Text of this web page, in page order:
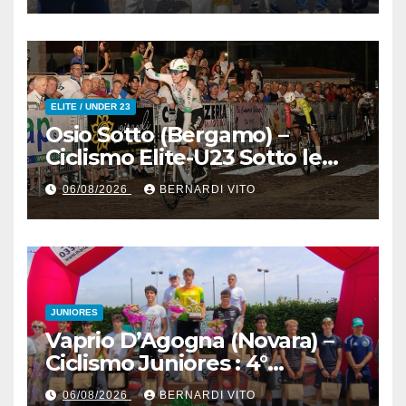
Colombano
ELITE / UNDER 23
Osio Sotto (Bergamo) –
Ciclismo Elite-U23 Sotto le
Stelle : Kevin Bertoncelli (SC
Padovani-Polo Cherry Bank)
su Andrea Biancalani
(Beltrami TSA Tre Colli)
06/08/2026 BERNARDI VITO
JUNIORES
Vaprio D’Agogna (Novara) –
Ciclismo Juniores : 4°
Memorial Pippo Fallarini al
06/08/2026 BERNARDI VITO